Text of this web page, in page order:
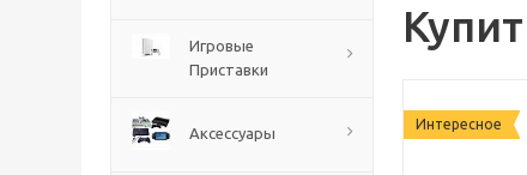
Игровые
Приставки
Аксессуары
Интересное